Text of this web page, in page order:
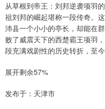
从草根到帝王：刘邦逆袭项羽
祖刘邦的崛起堪称一段传奇。
沛县一个小小的亭长，却能在
败了威震天下的西楚霸王项羽
段充满戏剧性的历史转折，至今
展开剩余57%
发布于：天津市